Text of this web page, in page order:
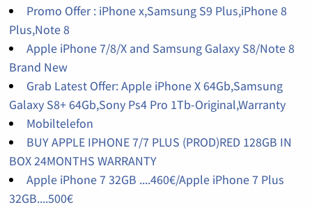
Promo Offer : iPhone x,Samsung S9 Plus,iPhone 8
Plus,Note 8
Apple iPhone 7/8/X and Samsung Galaxy S8/Note 8
Brand New
Grab Latest Offer: Apple iPhone X 64Gb,Samsung
Galaxy S8+ 64Gb,Sony Ps4 Pro 1Tb-Original,Warranty
Mobiltelefon
BUY APPLE IPHONE 7/7 PLUS (PROD)RED 128GB IN
BOX 24MONTHS WARRANTY
Apple iPhone 7 32GB ....460€/Apple iPhone 7 Plus
32GB....500€